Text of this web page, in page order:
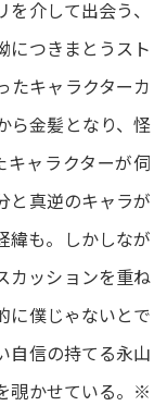
介して出会う、
につきまとうスト
たキャラクターカ
ら金髪となり、怪
ャラクターが伺
と真逆のキャラが
緯も。しかしなが
カッションを重ね
に僕じゃないとで
自信の持てる永山
覗かせている。※